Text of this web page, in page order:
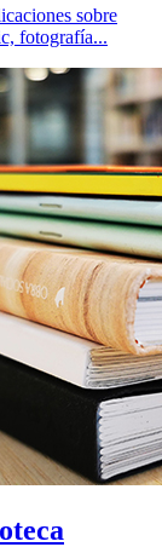
sobre
fotografía...